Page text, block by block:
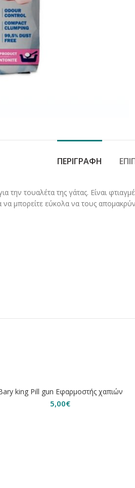
ΠΕΡΙΓΡΑΦΉ
τουαλέτα της γάτας. Eίναι
μπορείτε εύκολα να τους
king Pill gun Εφαρμοστής χαπιών
5,00€